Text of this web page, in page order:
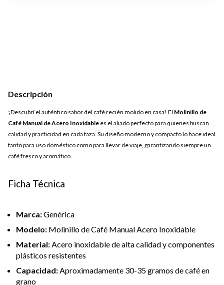
Descripción
¡Descubrí el auténtico sabor del café recién molido en casa! El Molinillo de
Café Manual de Acero Inoxidable es el aliado perfecto para quienes buscan
calidad y practicidad en cada taza. Su diseño moderno y compacto lo hace ideal
tanto para uso doméstico como para llevar de viaje, garantizando siempre un
café fresco y aromático.
Ficha Técnica
Marca:Genérica
Modelo: Molinillo de Café Manual Acero Inoxidable
Material:Acero inoxidable de alta calidad y componentes
plásticos resistentes
Capacidad:Aproximadamente 30-35 gramos de café en
grano